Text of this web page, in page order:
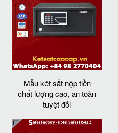
Mẫu két sắt nộp tiền
chất lượng cao, an toàn
tuyệt đối